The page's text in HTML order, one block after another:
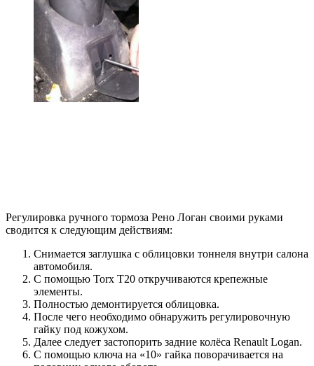
Регулировка ручного тормоза Рено Логан своими руками
сводится к следующим действиям:
Снимается заглушка с облицовки тоннеля внутри салона
автомобиля.
С помощью Torx Т20 откручиваются крепежные
элементы.
Полностью демонтируется облицовка.
После чего необходимо обнаружить регулировочную
гайку под кожухом.
Далее следует застопорить задние колёса Renault Logan.
С помощью ключа на «10» гайка поворачивается на